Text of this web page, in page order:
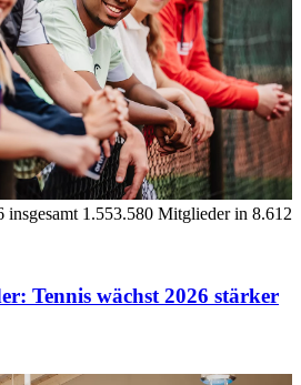
1.553.580 Mitglieder in 8.612
Tennis wächst 2026 stärker